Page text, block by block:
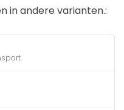
in andere varianten.: